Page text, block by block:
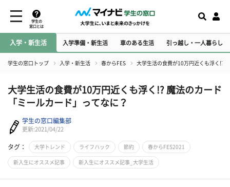
学生の
窓口とは
入学・新生活 入学準備・新生活 車のある生活 引っ越し・一人暮らし
学生の窓口トップ 入学・新生活 春からFES 大学生活の食費が10万円近くも浮く!?
大学生活の食費が10万円近くも浮く!? 魔法のカード
「ミールカード」ってなに？
学生の窓口編集部
更新:2021/04/22
タグ： 大学トレンド ライフハック 節約 春からFES2021
新入生にオススメ記事 新入生にオススメ記事_大学生活